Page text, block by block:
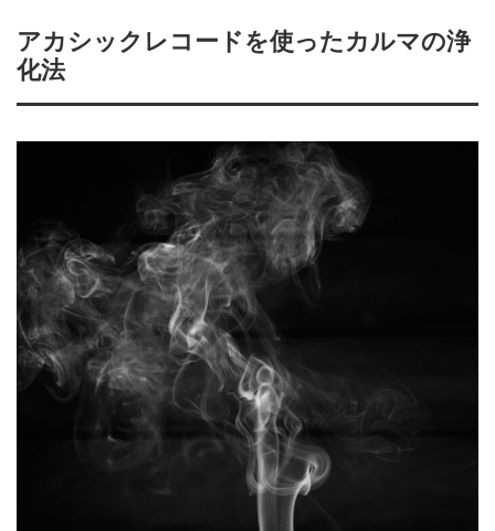
アカシックレコードを使ったカルマの浄
化法